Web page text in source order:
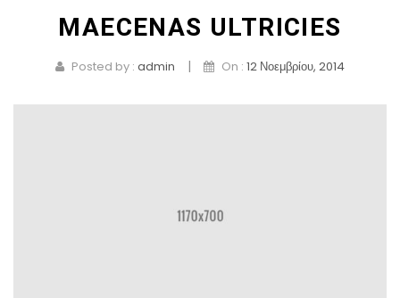
MAECENAS ULTRICIES
Posted by : admin | On : 12 Νοεμβρίου, 2014